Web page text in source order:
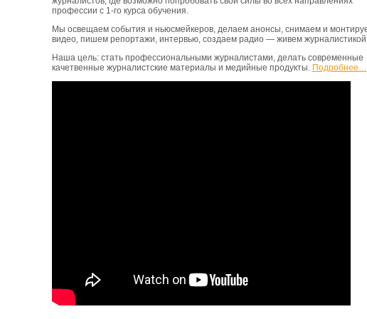
профессии с 1-го курса обучения.
Мы освещаем события и ньюсмейкеров, делаем анонсы, снимаем и
видео, пишем репортажи, интервью, создаем радио — живем
Наша цель: стать профессиональными журналистами, делать современные
качетвенные журналистские материалы и медийные продукты. Подробнее…